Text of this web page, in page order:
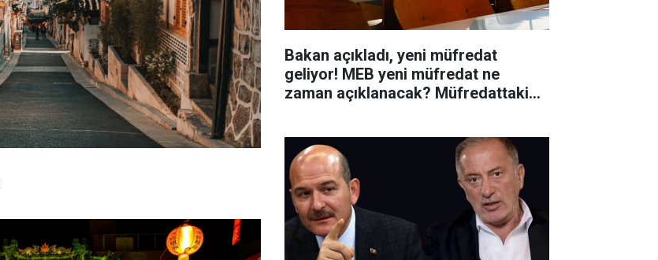
Bakan açıkladı, yeni müfredat
geliyor! MEB yeni müfredat ne
zaman açıklanacak? Müfredattaki